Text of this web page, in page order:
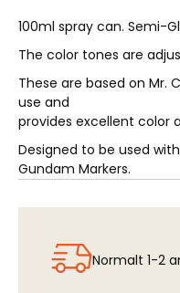
100ml spray can. Semi-
The color tones are
These are based on Mr.
use and
provides excellent color
Designed to be used
Gundam Markers.
Normalt 1-2